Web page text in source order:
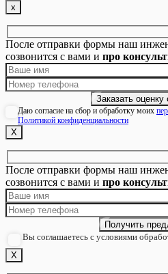
х
После отправки формы наш
созвонится с вами и про
Даю согласие на сбор и обработку моих
Политикой конфиденциальности
Х
После отправки формы наш
созвонится с вами и про
Вы соглашаетесь с условиями
Х